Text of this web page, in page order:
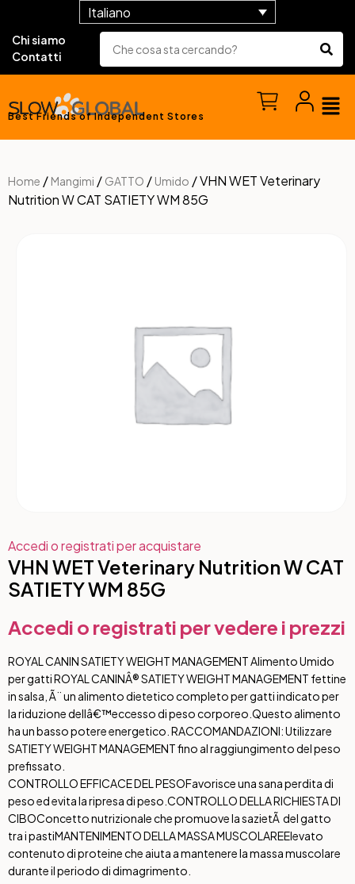
Italiano
Chi siamo
Contatti
Best Friends of Independent Stores
Home / Mangimi / GATTO / Umido / VHN WET Veterinary
Nutrition W CAT SATIETY WM 85G
Accedi o registrati per acquistare
VHN WET Veterinary Nutrition W CAT
SATIETY WM 85G
Accedi o registrati per vedere i prezzi
ROYAL CANIN SATIETY WEIGHT MANAGEMENT Alimento Umido
per gatti ROYAL CANINÂ® SATIETY WEIGHT MANAGEMENT fettine
in salsa, Ã¨ un alimento dietetico completo per gatti indicato per
la riduzione dellâ€™eccesso di peso corporeo.Questo alimento
ha un basso potere energetico. RACCOMANDAZIONI: Utilizzare
SATIETY WEIGHT MANAGEMENT fino al raggiungimento del peso
prefissato.
CONTROLLO EFFICACE DEL PESOFavorisce una sana perdita di
peso ed evita la ripresa di peso. CONTROLLO DELLA RICHIESTA DI
CIBOConcetto nutrizionale che promuove la sazietÃ del gatto
tra i pastiMANTENIMENTO DELLA MASSA MUSCOLAREElevato
contenuto di proteine che aiuta a mantenere la massa muscolare
durante il periodo di dimagrimento.